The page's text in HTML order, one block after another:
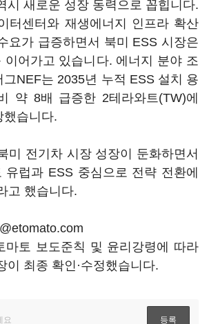
시 새로운 성장 동력으로 꼽힙니다.
터센터와 재생에너지 인프라 확산
요가 급증하면서 북미 ESS 시장은
이어가고 있습니다. 에너지 분야 조
그NEF는 2035년 누적 ESS 설치 용
약 8배 급증한 2테라와트(TW)에
했습니다.
미 전기차 시장 성장이 둔화하면서
유럽과 ESS 중심으로 전략 전환에
고 했습니다.
마토 보도준칙 및 윤리강령에 따라
이 최종 확인·수정했습니다.